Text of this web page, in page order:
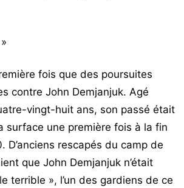
fois que des poursuites
contre John Demjanjuk. Agé
vingt-huit ans, son passé était
surface une première fois à la fin
D’anciens rescapés du camp de
que John Demjanjuk n’était
terrible », l’un des gardiens de ce